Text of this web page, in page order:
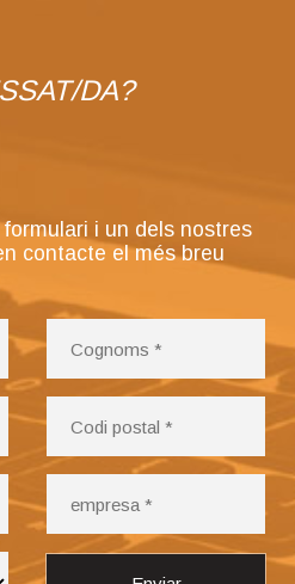
DA?
i un dels nostres
contacte el més breu